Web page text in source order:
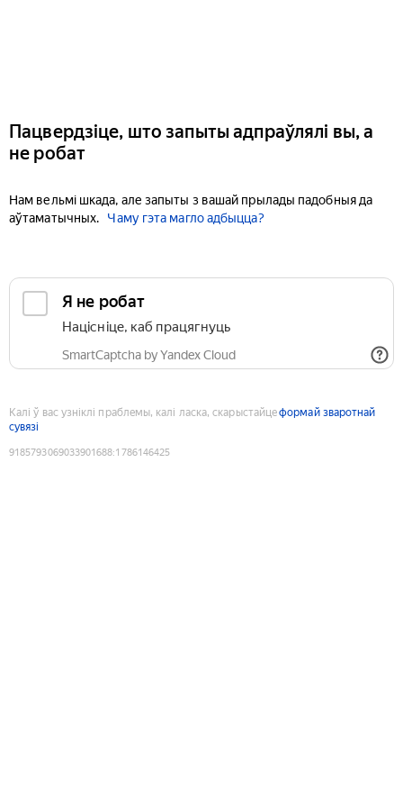
Пацвердзіце, што запыты адпраўлялі вы, а
не робат
Нам вельмі шкада, але запыты з вашай прылады падобныя да
аўтаматычных.
Чаму гэта магло адбыцца?
Я не робат
Націсніце, каб працягнуць
SmartCaptcha by Yandex Cloud
Калі ў вас узніклі праблемы, калі ласка, скарыстайцеформай зваротнай
сувязі
9185793069033901688:1786146425